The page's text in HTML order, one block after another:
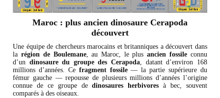
Maroc : plus ancien dinosaure Cerapoda
découvert
Une équipe de chercheurs marocains et britanniques a découvert dans
larégion de Boulemane, au Maroc, le plusancien fossileconnu
d’un dinosaure du groupe des Cerapoda, datant d’environ 168
millions d’années. Ce fragment fossile— la partie supérieure du
fémur gauche — repousse de plusieurs millions d’années l’origine
connue de ce groupe dedinosaures herbivores à bec, souvent
comparés à des oiseaux.